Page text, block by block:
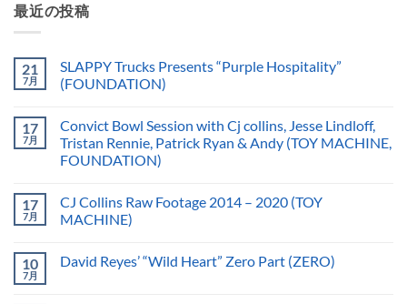
最近の投稿
21
7月
SLAPPY Trucks Presents “Purple Hospitality”
(FOUNDATION)
17
7月
Convict Bowl Session with Cj collins, Jesse Lindloff,
Tristan Rennie, Patrick Ryan & Andy (TOY MACHINE,
FOUNDATION)
17
7月
CJ Collins Raw Footage 2014 – 2020 (TOY
MACHINE)
10
7月
David Reyes’ “Wild Heart” Zero Part (ZERO)